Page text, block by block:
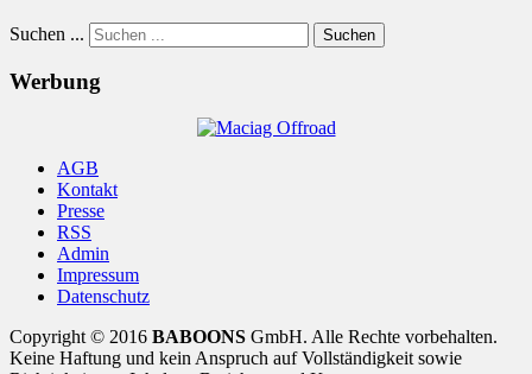
Suchen ... Suchen
Werbung
AGB
Kontakt
Presse
RSS
Admin
Impressum
Datenschutz
Copyright © 2016 BABOONS GmbH. Alle Rechte vorbehalten.
Keine Haftung und kein Anspruch auf Vollständigkeit sowie